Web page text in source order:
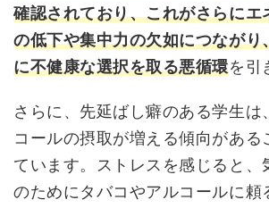
確認されており、これがさらにエ
の低下や集中力の欠如につながり
に不健康な選択を取る悪循環を引
さらに、先延ばし癖のある学生は
コールの摂取が増える傾向がある
ています。ストレスを感じると、
のためにタバコやアルコールに頼